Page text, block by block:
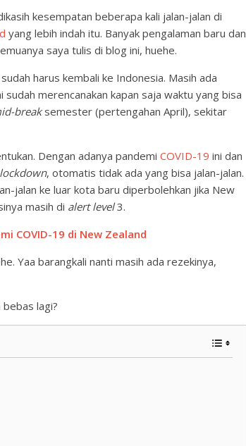
kesempatan beberapa kali jalan-jalan di
yang lebih indah itu. Banyak pengalaman baru dan
saya tulis di blog ini, huehe.
harus kembali ke Indonesia. Masih ada
merencanakan kapan saja waktu yang bisa
breaksemester (pertengahan April), sekitar
Dengan adanya pandemi COVID-19 ini dan
lockdown, otomatis tidak ada yang bisa jalan-jalan.
jalan ke luar kota baru diperbolehkan jika New
masih di alert level3.
COVID-19 di New Zealand
Yaa barangkali nanti masih ada rezekinya,
lagi?